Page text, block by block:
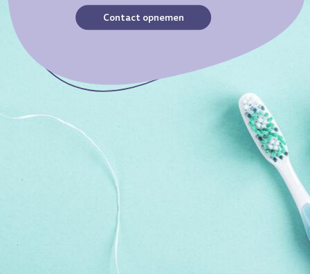
Contact opnemen